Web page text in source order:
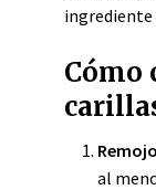
ingrediente
Cómo
Remojo
al